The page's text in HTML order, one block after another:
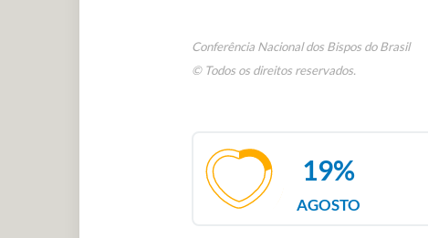
Conferência Nacional dos Bispos do Brasil
© Todos os direitos reservados.
AGOSTO
19%